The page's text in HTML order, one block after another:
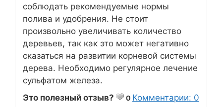
соблюдать рекомендуемые нормы
полива и удобрения. Не стоит
произвольно увеличивать количество
деревьев, так как это может негативно
сказаться на развитии корневой системы
дерева. Необходимо регулярное лечение
сульфатом железа.
Это полезный отзыв?
0 Комментарии: 0